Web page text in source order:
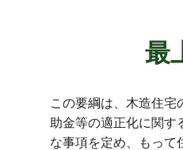
最
この要綱は、木造住宅
助金等の適正化に関
な事項を定め、もって